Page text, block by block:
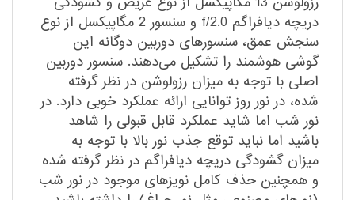
دریچه دیافراگم f/2.0 و سنسور 2 مگاپیکسل از نوع
سنجش عمق، سنسور‌های دوربین دو‌گانه این
گوشی هوشمند را تشکیل می‌دهند. سنسور دوربین
اصلی با توجه به میزان رزولوشن در نظر گرفته
شده، در نور روز توانایی ارائه عملکرد خوبی دارد. در
نور شب اما شاید عملکرد قابل قبولی را شاهد
باشید اما نباید توقع جذب نور بالا با توجه به
میزان گشودگی دریچه دیافراگم در نظر گرفته شده
و همچنین حذف کامل نویز‌های موجود در نور شب